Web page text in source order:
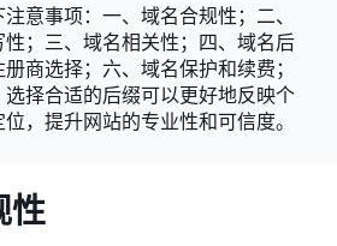
意事项：一、域名合规性；二、
；三、域名相关性；四、域名后
商选择；六、域名保护和续费；
择合适的后缀可以更好地反映个
，提升网站的专业性和可信度。
性